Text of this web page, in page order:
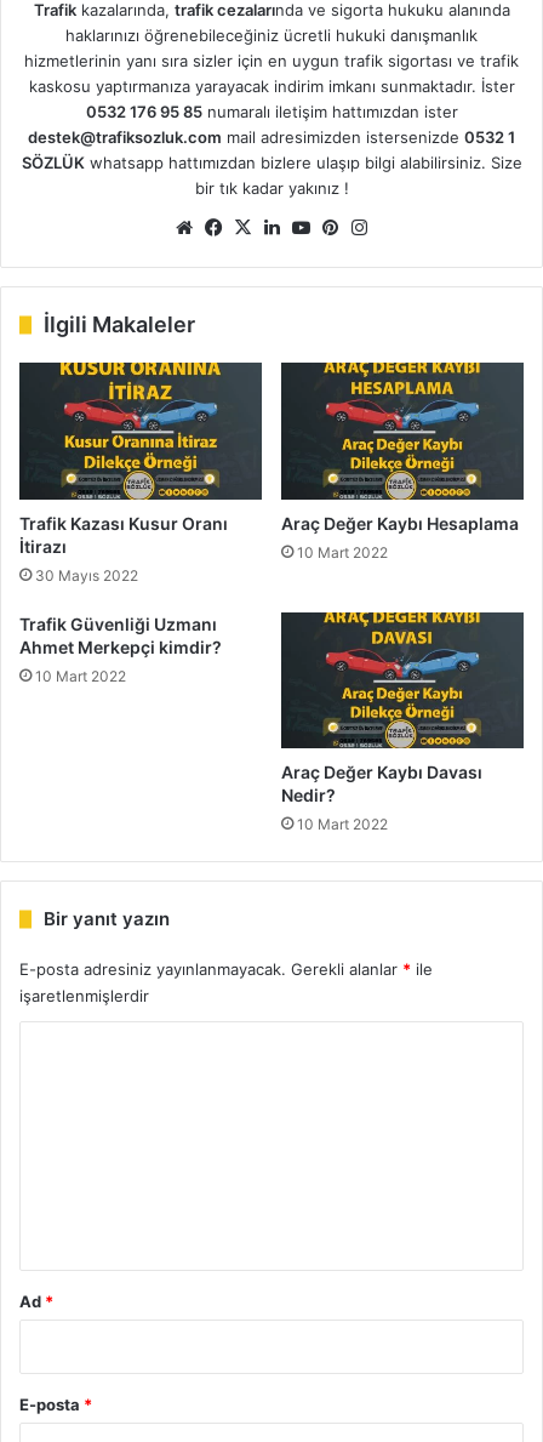
Trafikkazalarında, trafik cezalarında ve sigorta hukuku alanında
haklarınızı öğrenebileceğiniz ücretli hukuki danışmanlık
hizmetlerinin yanı sıra sizler için en uygun trafik sigortası ve trafik
kaskosu yaptırmanıza yarayacak indirim imkanı sunmaktadır. İster
0532 176 95 85numaralı iletişim hattımızdan ister
destek@trafiksozluk.com mail adresimizden istersenizde 0532 1
SÖZLÜKwhatsapp hattımızdan bizlere ulaşıp bilgi alabilirsiniz. Size
bir tık kadar yakınız !
We
sit
Fa
bo
X
Lin
dIn
Yo
ub
Pin
est ra
İlgili Makaleler
Trafik Kazası Kusur Oranı
İtirazı
30 Mayıs 2022
Araç Değer Kaybı Hesaplama
10 Mart 2022
Trafik Güvenliği Uzmanı
Ahmet Merkepçi kimdir?
10 Mart 2022
Araç Değer Kaybı Davası
Nedir?
10 Mart 2022
Bir yanıt yazın
E-posta adresiniz yayınlanmayacak. Gerekli alanlar * ile
işaretlenmişlerdir
Ad *
E-posta *